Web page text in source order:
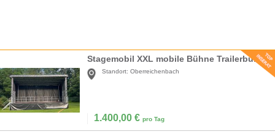
Stagemobil XXL mobile Bühne Trailerbühne Smart Stage Open Air 10x6m mieten
Standort: Oberreichenbach
1.400,00 € pro Tag